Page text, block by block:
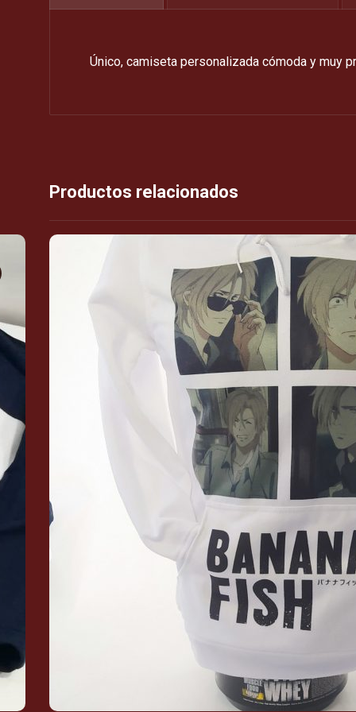
Único, camiseta personalizada cómoda y muy
Productos relacionados